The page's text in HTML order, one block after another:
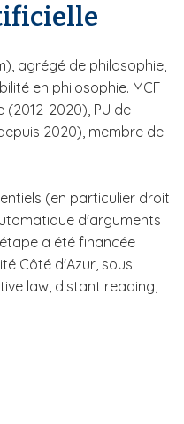
agrégé de philosophie,
en philosophie. MCF
(2012-2020), PU de
2020), membre de
(en particulier droit
d'arguments
a été financée
Côté d'Azur, sous
law, distant reading,